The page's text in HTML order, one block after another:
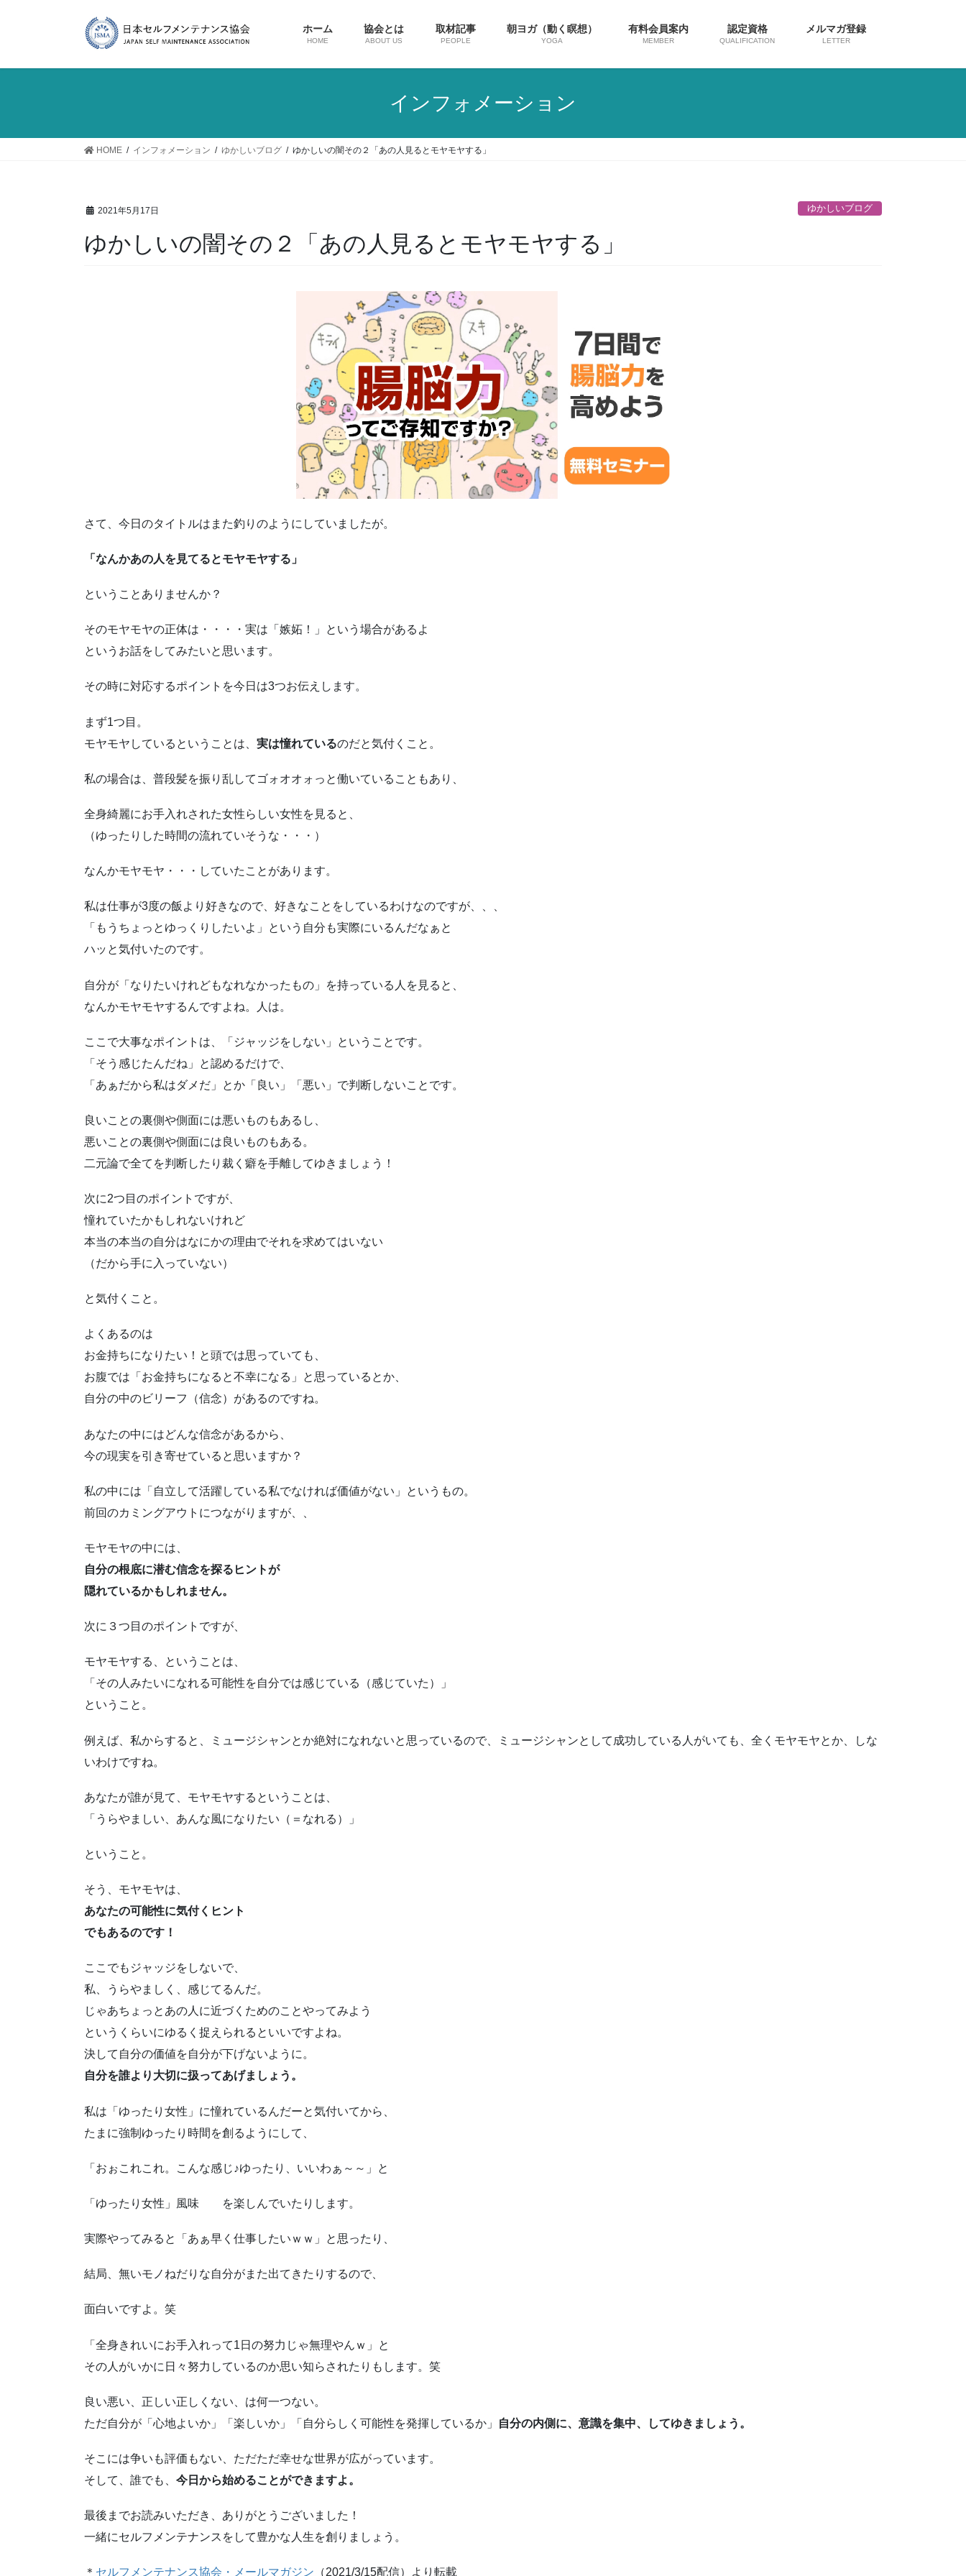
ホーム
HOME
協会とは
ABOUT US
取材記事
PEOPLE
朝ヨガ（動く瞑想）
YOGA
有料会員案内
MEMBER
認定資格
QUALIFICATION
メルマガ登録
LETTER
インフォメーション
HOME インフォメーション ゆかしいブログ ゆかしいの闇その２「あの人見るとモヤモヤする」
2021年5月17日 ゆかしいブログ
ゆかしいの闇その２「あの人見るとモヤモヤする」
さて、今日のタイトルはまた釣りのようにしていましたが。
「なんかあの人を見てるとモヤモヤする」
ということありませんか？
そのモヤモヤの正体は・・・・実は「嫉妬！」という場合があるよ
というお話をしてみたいと思います。
その時に対応するポイントを今日は3つお伝えします。
まず1つ目。
モヤモヤしているということは、 実は憧れているのだと気付くこと。
私の場合は、普段髪を振り乱してゴォオオォっと働いていることもあり、
全身綺麗にお手入れされた女性らしい女性を見ると、
（ゆったりした時間の流れていそうな・・・）
なんかモヤモヤ・・・していたことがあります。
私は仕事が3度の飯より好きなので、好きなことをしているわけなのですが、、、
「もうちょっとゆっくりしたいよ」という自分も実際にいるんだなぁと
ハッと気付いたのです。
自分が「なりたいけれどもなれなかったもの」を持っている人を見ると、
なんかモヤモヤするんですよね。人は。
ここで大事なポイントは、「ジャッジをしない」ということです。
「そう感じたんだね」と認めるだけで、
「あぁだから私はダメだ」とか「良い」「悪い」で判断しないことです。
良いことの裏側や側面には悪いものもあるし、
悪いことの裏側や側面には良いものもある。
二元論で全てを判断したり裁く癖を手離してゆきましょう！
次に2つ目のポイントですが、
憧れていたかもしれないけれど
本当の本当の自分はなにかの理由でそれを求めてはいない
（だから手に入っていない）
と気付くこと。
よくあるのは
お金持ちになりたい！と頭では思っていても、
お腹では「お金持ちになると不幸になる」と思っているとか、
自分の中のビリーフ（信念）があるのですね。
あなたの中にはどんな信念があるから、
今の現実を引き寄せていると思いますか？
私の中には「自立して活躍している私でなければ価値がない」というもの。
前回のカミングアウトにつながりますが、、
モヤモヤの中には、
自分の根底に潜む信念を探るヒントが
隠れているかもしれません。
次に３つ目のポイントですが、
モヤモヤする、ということは、
「その人みたいになれる可能性を自分では感じている（感じていた）」
ということ。
例えば、私からすると、ミュージシャンとか絶対になれないと思っているので、ミュージシャンとして成功している人がいても、全くモヤモヤとか、しな
いわけですね。
あなたが誰が見て、モヤモヤするということは、
「うらやましい、あんな風になりたい（＝なれる）」
ということ。
そう、モヤモヤは、
あなたの可能性に気付くヒント
でもあるのです！
ここでもジャッジをしないで、
私、うらやましく、感じてるんだ。
じゃあちょっとあの人に近づくためのことやってみよう
というくらいにゆるく捉えられるといいですよね。
決して自分の価値を自分が下げないように。
自分を誰より大切に扱ってあげましょう。
私は「ゆったり女性」に憧れているんだーと気付いてから、
たまに強制ゆったり時間を創るようにして、
「おぉこれこれ。こんな感じ♪ゆったり、いいわぁ～～」と
「ゆったり女性」風味 を楽しんでいたりします。
実際やってみると「あぁ早く仕事したいｗｗ」と思ったり、
結局、無いモノねだりな自分がまた出てきたりするので、
面白いですよ。笑
「全身きれいにお手入れって1日の努力じゃ無理やんｗ」と
その人がいかに日々努力しているのか思い知らされたりもします。笑
良い悪い、正しい正しくない、は何一つない。
ただ自分が「心地よいか」「楽しいか」「自分らしく可能性を発揮しているか」
自分の内側に、意識を集中、してゆきましょう。
そこには争いも評価もない、ただただ幸せな世界が広がっています。
そして、誰でも、 今日から始めることができますよ。
最後までお読みいただき、ありがとうございました！
一緒にセルフメンテナンスをして豊かな人生を創りましょう。
＊ セルフメンテナンス協会・メールマガジン （2021/3/15配信）より転載